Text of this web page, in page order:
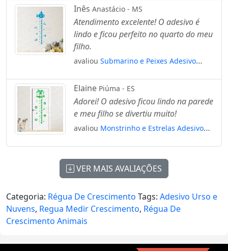
Altura para Quarto, Porta e Parede
Mod:12
Inês Anastácio - MS
Atendimento excelente! O adesivo é
lindo e ficou perfeito no quarto do meu
filho.
avaliou Submarino e Peixes Adesivo
de Altura para Quarto, Porta e Parede
Mod:251
Elaine Piúma - ES
Adorei! O adesivo ficou lindo na parede
e meu filho se divertiu muito!
avaliou Monstrinho e Estrelas Adesivo
Mod:81
VER MAIS AVALIAÇÕES
Categoria: Régua De Crescimento Tags: Adesivo Urso e
Nuvens, Regua Medir Crescimento, Régua De
Crescimento Animais